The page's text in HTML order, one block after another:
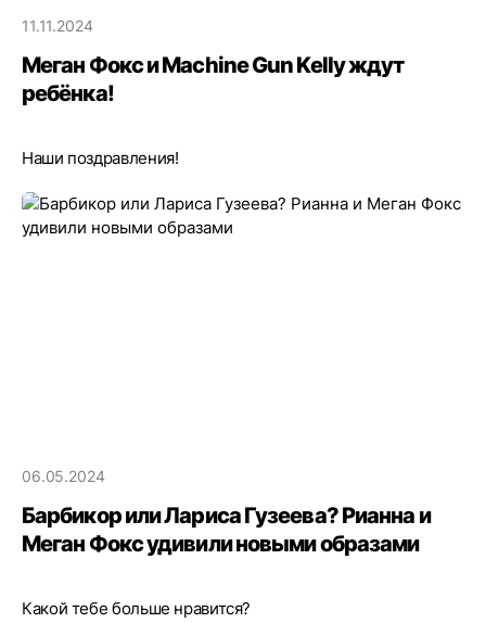
11.11.2024
Меган Фокс и Machine Gun Kelly ждут
ребёнка!
Наши поздравления!
06.05.2024
Барбикор или Лариса Гузеева? Рианна и
Меган Фокс удивили новыми образами
Какой тебе больше нравится?